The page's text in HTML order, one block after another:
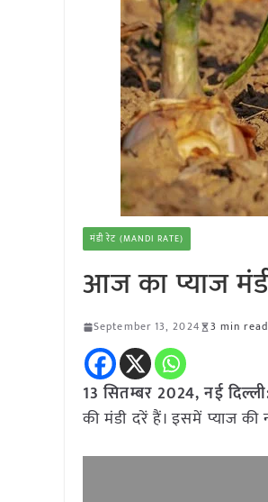
मंडी रेट (MANDI RATE)
आज का प्याज
September 13, 2024 3 min read
13 सितम्बर 2024, नई
की मंडी दरें हैं। इसमें प्याज